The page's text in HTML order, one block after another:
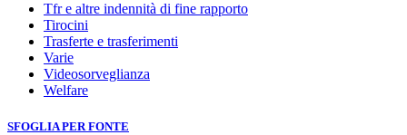
Tfr e altre indennità di fine rapporto
Tirocini
Trasferte e trasferimenti
Varie
Videosorveglianza
Welfare
SFOGLIA PER FONTE